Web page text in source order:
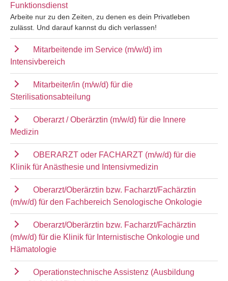
Funktionsdienst
Arbeite nur zu den Zeiten, zu denen es dein Privatleben
zulässt. Und darauf kannst du dich verlassen!
Mitarbeitende im Service (m/w/d) im
Intensivbereich
Mitarbeiter/in (m/w/d) für die
Sterilisationsabteilung
Oberarzt / Oberärztin (m/w/d) für die Innere
Medizin
OBERARZT oder FACHARZT (m/w/d) für die
Klinik für Anästhesie und Intensivmedizin
Oberarzt/Oberärztin bzw. Facharzt/Fachärztin
(m/w/d) für den Fachbereich Senologische Onkologie
Oberarzt/Oberärztin bzw. Facharzt/Fachärztin
(m/w/d) für die Klinik für Internistische Onkologie und
Hämatologie
Operationstechnische Assistenz (Ausbildung